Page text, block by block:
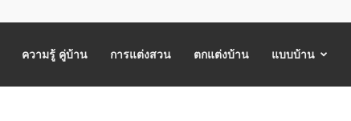
ความรู้ คู่บ้าน การแต่งสวน ตกแต่งบ้าน แบบบ้าน